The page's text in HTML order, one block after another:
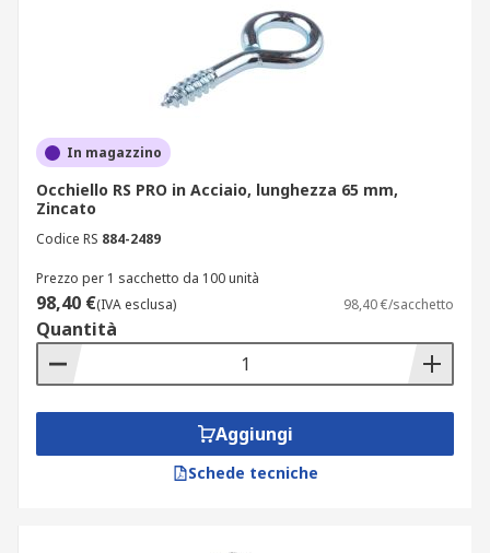
In magazzino
Occhiello RS PRO in Acciaio, lunghezza 65 mm,
Zincato
Codice RS 884-2489
Prezzo per 1 sacchetto da 100 unità
98,40 €(IVA esclusa) 98,40 €/sacchetto
Quantità
Aggiungi
Schede tecniche